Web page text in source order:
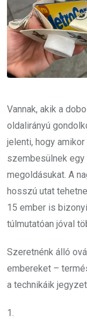
Vannak, akik a
oldalirányú
jelenti, hogy
szembesülnek
megoldásukat. A
hosszú utat
15 ember is
túlmutatóan jóval
Szeretnénk álló
embereket –
a technikáik
1.